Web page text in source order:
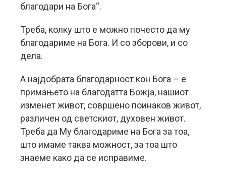
благодари на Бога“.
Треба, колку што е можно почесто да му
благодариме на Бога. И со зборови, и со
дела.
А најдобрата благодарност кон Бога – е
примањето на благодатта Божја, нашиот
изменет живот, совршено поинаков живот,
различен од светскиот, духовен живот.
Треба да Му благодариме на Бога за тоа,
што имаме таква можност, за тоа што
знаеме како да се исправиме.